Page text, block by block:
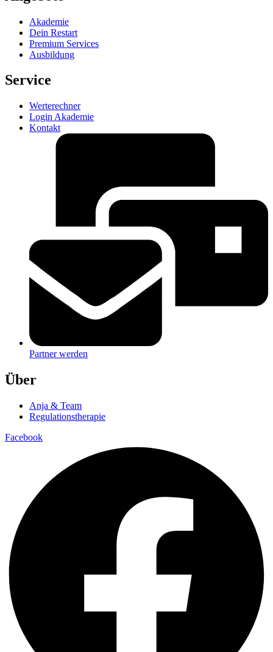
Akademie
Dein Restart
Premium Services
Ausbildung
Service
Werterechner
Login Akademie
Kontakt
Partner werden
Über
Anja & Team
Regulationstherapie
Facebook